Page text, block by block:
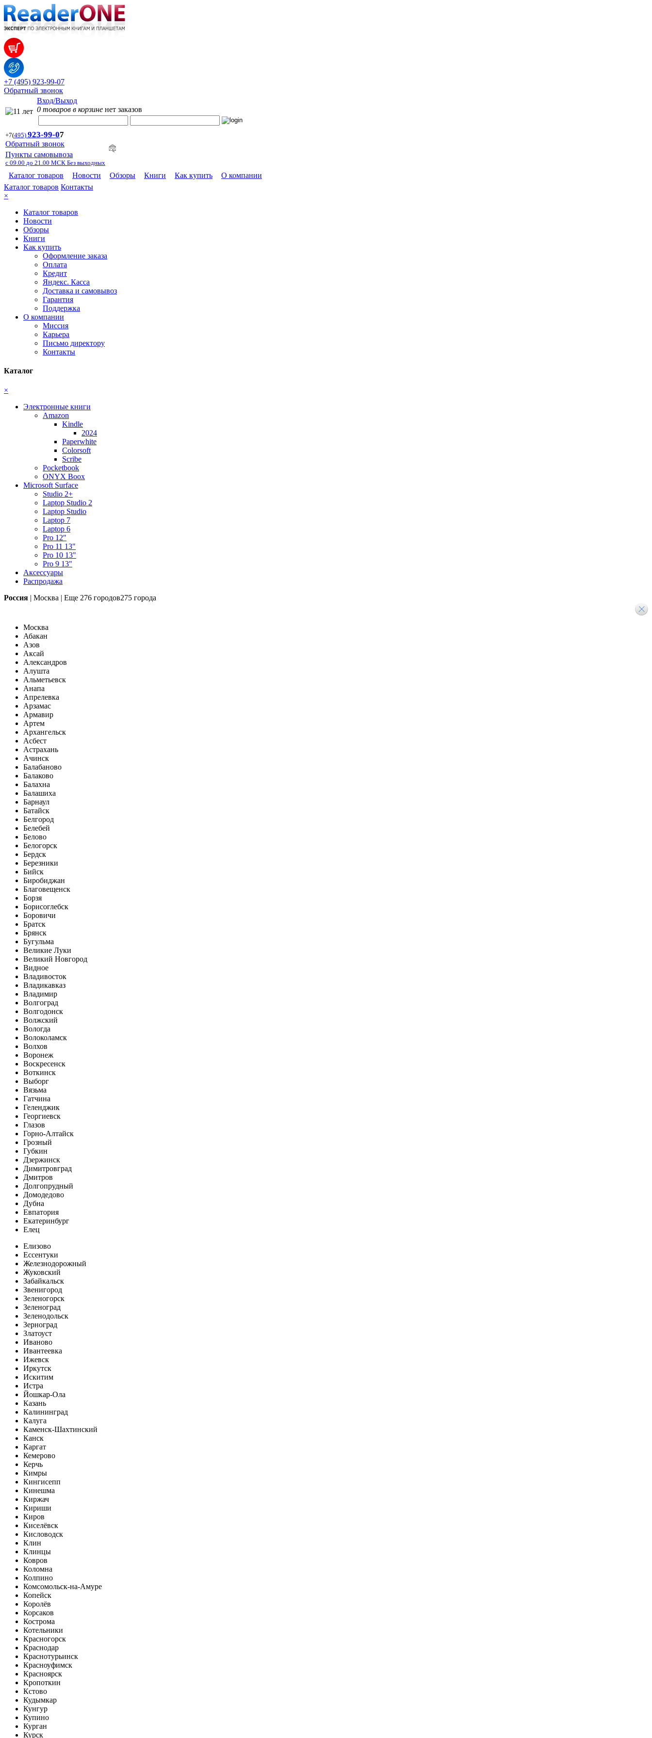
+7 (495) 923-99-07
Обратный звонок
Вход/Выход
0 товаров в корзине нет заказов
+7(495) 923-99-07
Обратный звонок
Пункты самовывоза
с 09.00 до 21.00 МСК Без выходных
Каталог товаров Новости Обзоры Книги Как купить
О компании
Каталог товаров Контакты
×
Каталог товаров
Новости
Обзоры
Книги
Как купить
Оформление заказа
Оплата
Кредит
Яндекс. Касса
Доставка и самовывоз
Гарантия
Поддержка
О компании
Миссия
Карьера
Письмо директору
Контакты
Каталог
×
Электронные книги
Amazon
Kindle
2024
Paperwhite
Colorsoft
Scribe
Pocketbook
ONYX Boox
Microsoft Surface
Studio 2+
Laptop Studio 2
Laptop Studio
Laptop 7
Laptop 6
Pro 12"
Pro 11 13"
Pro 10 13"
Pro 9 13"
Аксессуары
Распродажа
Россия | Москва | Еще 276 городов275 города
Москва
Абакан
Азов
Аксай
Александров
Алушта
Альметьевск
Анапа
Апрелевка
Арзамас
Армавир
Артем
Архангельск
Асбест
Астрахань
Ачинск
Балабаново
Балаково
Балахна
Балашиха
Барнаул
Батайск
Белгород
Белебей
Белово
Белогорск
Бердск
Березники
Бийск
Биробиджан
Благовещенск
Борзя
Борисоглебск
Боровичи
Братск
Брянск
Бугульма
Великие Луки
Великий Новгород
Видное
Владивосток
Владикавказ
Владимир
Волгоград
Волгодонск
Волжский
Вологда
Волоколамск
Волхов
Воронеж
Воскресенск
Воткинск
Выборг
Вязьма
Гатчина
Геленджик
Георгиевск
Глазов
Горно-Алтайск
Грозный
Губкин
Дзержинск
Димитровград
Дмитров
Долгопрудный
Домодедово
Дубна
Евпатория
Екатеринбург
Елец
Елизово
Ессентуки
Железнодорожный
Жуковский
Забайкальск
Звенигород
Зеленогорск
Зеленоград
Зеленодольск
Зерноград
Златоуст
Иваново
Ивантеевка
Ижевск
Иркутск
Искитим
Истра
Йошкар-Ола
Казань
Калининград
Калуга
Каменск-Шахтинский
Канск
Каргат
Кемерово
Керчь
Кимры
Кингисепп
Кинешма
Киржач
Кириши
Киров
Киселёвск
Кисловодск
Клин
Клинцы
Ковров
Коломна
Колпино
Комсомольск-на-Амуре
Копейск
Королёв
Корсаков
Кострома
Котельники
Красногорск
Краснодар
Краснотурьинск
Красноуфимск
Красноярск
Кропоткин
Кстово
Кудымкар
Кунгур
Купино
Курган
Курск